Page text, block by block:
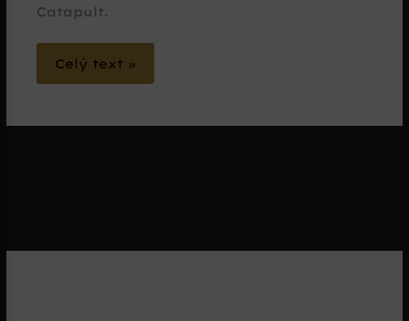
Catapult.
Celý text »